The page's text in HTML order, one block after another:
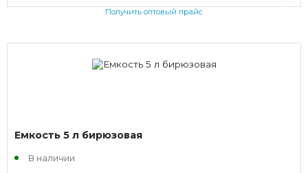
Получить оптовый прайс
Емкость 5 л бирюзовая
В наличии